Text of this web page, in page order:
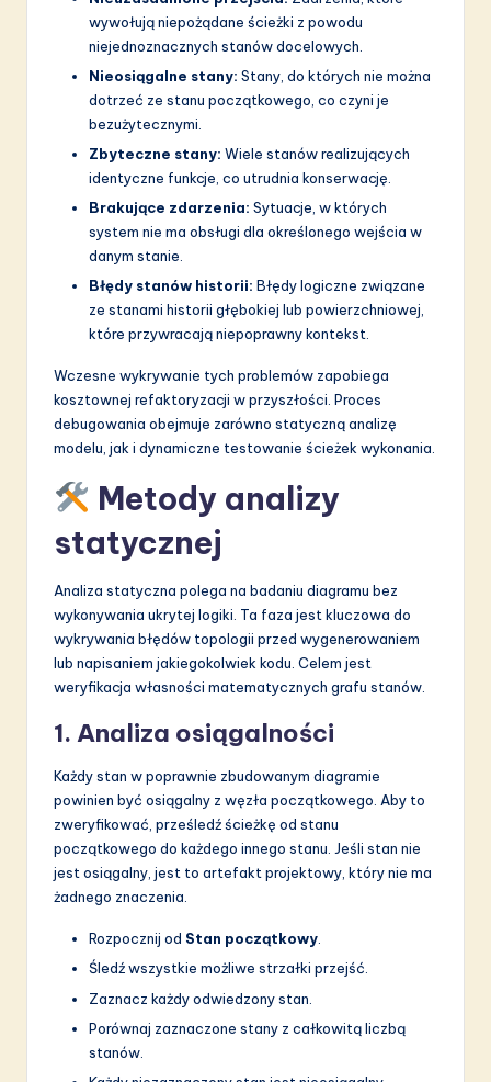
wywołują niepożądane ścieżki z powodu
niejednoznacznych stanów docelowych.
Nieosiągalne stany: Stany, do których nie można
dotrzeć ze stanu początkowego, co czyni je
bezużytecznymi.
Zbyteczne stany: Wiele stanów realizujących
identyczne funkcje, co utrudnia konserwację.
Brakujące zdarzenia: Sytuacje, w których
system nie ma obsługi dla określonego wejścia w
danym stanie.
Błędy stanów historii: Błędy logiczne związane
ze stanami historii głębokiej lub powierzchniowej,
które przywracają niepoprawny kontekst.
Wczesne wykrywanie tych problemów zapobiega
kosztownej refaktoryzacji w przyszłości. Proces
debugowania obejmuje zarówno statyczną analizę
modelu, jak i dynamiczne testowanie ścieżek wykonania.
Metody analizy
statycznej
Analiza statyczna polega na badaniu diagramu bez
wykonywania ukrytej logiki. Ta faza jest kluczowa do
wykrywania błędów topologii przed wygenerowaniem
lub napisaniem jakiegokolwiek kodu. Celem jest
weryfikacja własności matematycznych grafu stanów.
1. Analiza osiągalności
Każdy stan w poprawnie zbudowanym diagramie
powinien być osiągalny z węzła początkowego. Aby to
zweryfikować, prześledź ścieżkę od stanu
początkowego do każdego innego stanu. Jeśli stan nie
jest osiągalny, jest to artefakt projektowy, który nie ma
żadnego znaczenia.
Rozpocznij od Stan początkowy.
Śledź wszystkie możliwe strzałki przejść.
Zaznacz każdy odwiedzony stan.
Porównaj zaznaczone stany z całkowitą liczbą
stanów.